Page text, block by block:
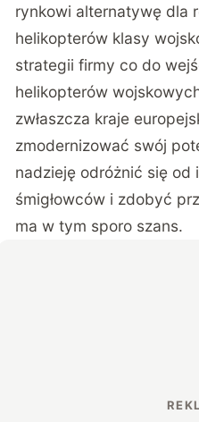
rynkowi alternatywę dla
helikopterów klasy
strategii firmy co do
helikopterów
zwłaszcza kraje
zmodernizować swój
nadzieję odróżnić się
śmigłowców i zdobyć
ma w tym sporo szans.